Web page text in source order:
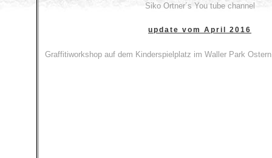
Siko Ortner´s You tube channel
update vom April 2016
Graffitiworkshop auf dem Kinderspielplatz im Waller Park